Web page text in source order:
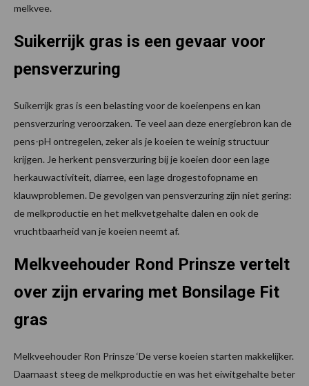
melkvee.
Suikerrijk gras is een gevaar voor
pensverzuring
Suikerrijk gras is een belasting voor de koeienpens en kan
pensverzuring veroorzaken. Te veel aan deze energiebron kan de
pens-pH ontregelen, zeker als je koeien te weinig structuur
krijgen. Je herkent pensverzuring bij je koeien door een lage
herkauwactiviteit, diarree, een lage drogestofopname en
klauwproblemen. De gevolgen van pensverzuring zijn niet gering:
de melkproductie en het melkvetgehalte dalen en ook de
vruchtbaarheid van je koeien neemt af.
Melkveehouder Rond Prinsze vertelt
over zijn ervaring met Bonsilage Fit
gras
Melkveehouder Ron Prinsze ‘De verse koeien starten makkelijker.
Daarnaast steeg de melkproductie en was het eiwitgehalte beter